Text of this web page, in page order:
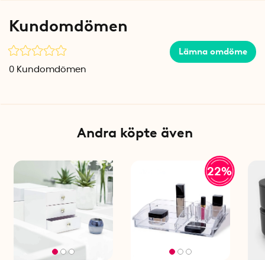
Specifikationer
Mått: 33 x 16,5 x 7,6 cm
Färg: Klar med silverfärgade knoppar
Kundomdömen
Lämna omdöme
0 Kundomdömen
Andra köpte även
22%